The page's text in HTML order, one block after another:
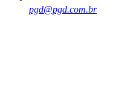
pgd@pgd.com.br